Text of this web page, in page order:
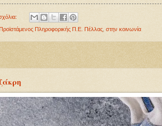
Προϊστάμενος Πληροφορικής Π.Ε. Πέλλας στην κοινωνία